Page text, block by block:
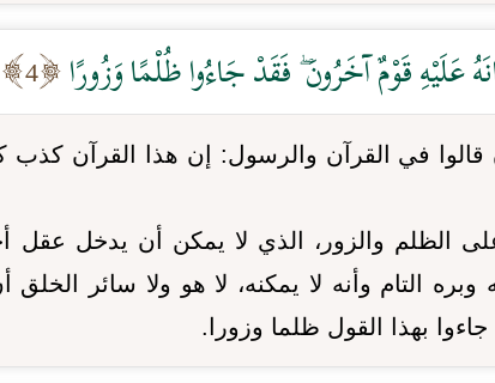
عَلَيْهِ قَوْمٌ آخَرُونَ ۖ فَقَدْ جَاءُوا ظُلْمًا وَزُورًا 4
في القرآن والرسول: إن هذا القرآن كذب
الظلم والزور، الذي لا يمكن أن يدخل
التام وأنه لا يمكنه، لا هو ولا سائر الخلق
بهذا القول ظلما وزورا.